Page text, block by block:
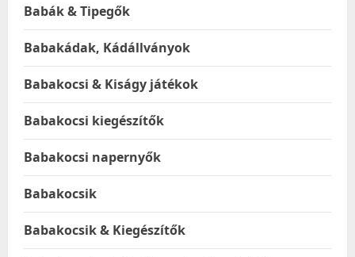
Babák & Tipegők
Babakádak, Kádállványok
Babakocsi & Kiságy játékok
Babakocsi kiegészítők
Babakocsi napernyők
Babakocsik
Babakocsik & Kiegészítők